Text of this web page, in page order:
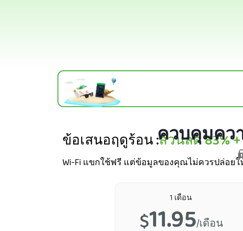
ข้อเสนอฤดูร้อน :ส่วนลด83%+
Wi-Fi แขกใช้ฟรี แต่ข้อมูลของคุณไม่ควรปล่อย
ควบคุมคว
1 เดือน
$11.95/เดือน